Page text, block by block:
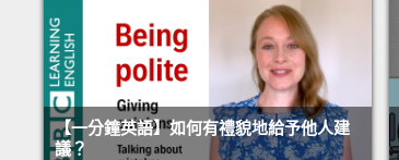
【一分鐘英語】如何有禮貌地給予他人建
議？